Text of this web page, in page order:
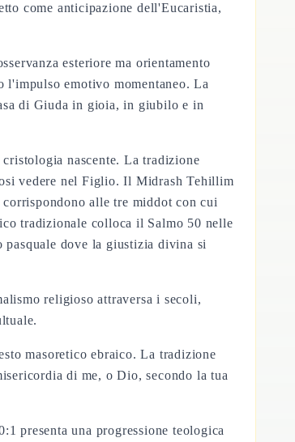
come anticipazione dell'Eucaristia,
esteriore ma orientamento
l'impulso emotivo momentaneo. La
di Giuda in gioia, in giubilo e in
nascente. La tradizione
vedere nel Figlio. Il Midrash Tehillim
alle tre middot con cui
tradizionale colloca il Salmo 50 nelle
dove la giustizia divina si
religioso attraversa i secoli,
masoretico ebraico. La tradizione
di me, o Dio, secondo la tua
presenta una progressione teologica